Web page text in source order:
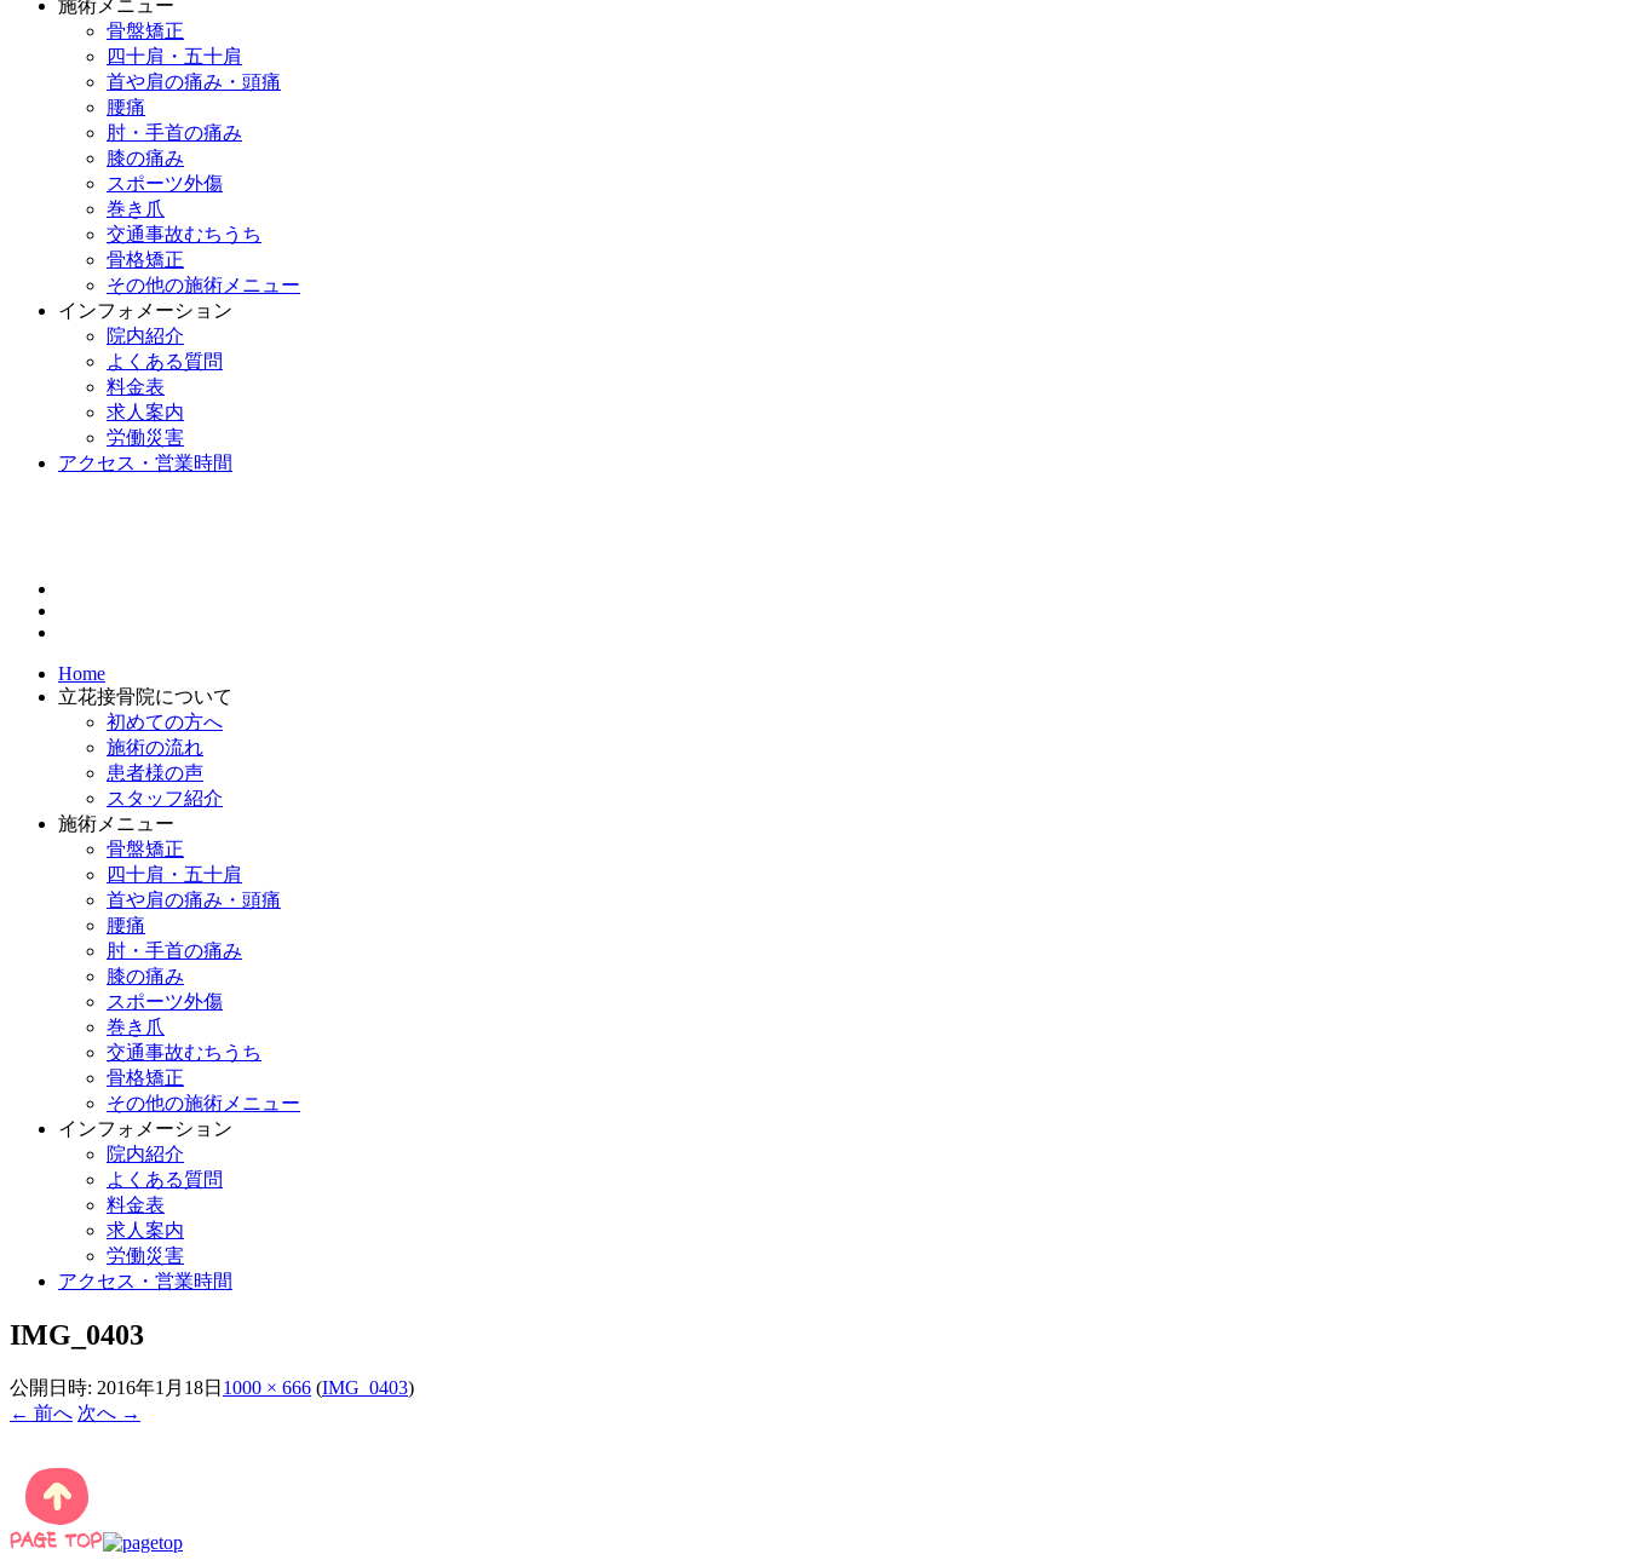
施術メニュー
骨盤矯正
四十肩・五十肩
首や肩の痛み・頭痛
腰痛
肘・手首の痛み
膝の痛み
スポーツ外傷
巻き爪
交通事故むちうち
骨格矯正
その他の施術メニュー
インフォメーション
院内紹介
よくある質問
料金表
求人案内
労働災害
アクセス・営業時間
Home
立花接骨院について
初めての方へ
施術の流れ
患者様の声
スタッフ紹介
施術メニュー
骨盤矯正
四十肩・五十肩
首や肩の痛み・頭痛
腰痛
肘・手首の痛み
膝の痛み
スポーツ外傷
巻き爪
交通事故むちうち
骨格矯正
その他の施術メニュー
インフォメーション
院内紹介
よくある質問
料金表
求人案内
労働災害
アクセス・営業時間
IMG_0403
公開日時: 2016年1月18日 1000 × 666 (IMG_0403)
← 前へ 次へ →